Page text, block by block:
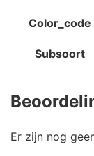
Color_code
Subsoort
Er zijn nog